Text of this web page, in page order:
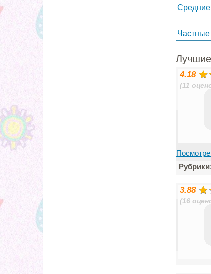
4.18
(11
Рубрики:
3.88
(16